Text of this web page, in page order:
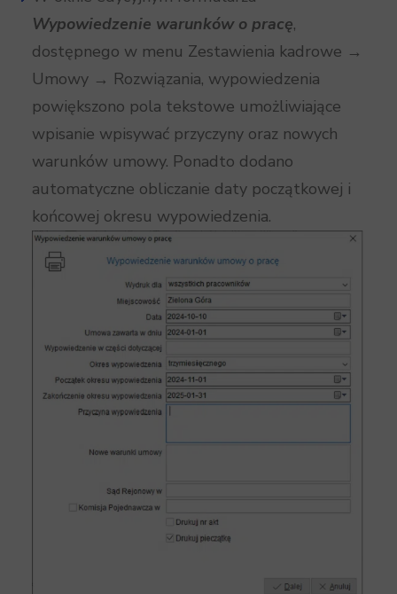
Wypowiedzenie warunków o pracę,
dostępnego w menu Zestawienia kadrowe →
Umowy → Rozwiązania, wypowiedzenia
powiększono pola tekstowe umożliwiające
wpisanie wpisywać przyczyny oraz nowych
warunków umowy. Ponadto dodano
automatyczne obliczanie daty początkowej i
końcowej okresu wypowiedzenia.